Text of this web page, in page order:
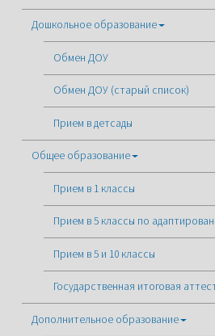
Дошкольное образование
Обмен ДОУ
Обмен ДОУ (старый список)
Прием в детсады
Общее образование
Прием в 1 классы
Прием в 5 классы по
Прием в 5 и 10 классы
Государственная итоговая
Дополнительное образование